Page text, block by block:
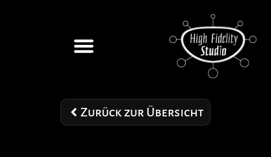
Zurück zur Übersicht